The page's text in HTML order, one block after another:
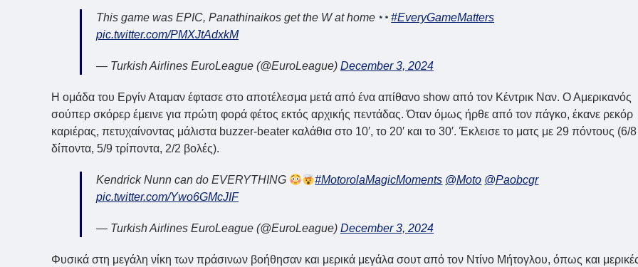
This game was EPIC, Panathinaikos get the W at home
#EveryGameMatters
pic.twitter.com/PMXJtAdxkM
— Turkish Airlines EuroLeague (@EuroLeague) December 3, 2024
Η ομάδα του Εργίν Αταμαν έφτασε στο αποτέλεσμα μετά από ένα απίθανο show από τον Κέντρικ Ναν. Ο Αμερικανός
σούπερ σκόρερ έμεινε για πρώτη φορά φέτος εκτός αρχικής πεντάδας. Όταν όμως ήρθε από τον πάγκο, έκανε ρεκόρ
καριέρας, πετυχαίνοντας μάλιστα buzzer-beater καλάθια στο 10′, το 20′ και το 30′. Έκλεισε το ματς με 29 πόντους (6/8
δίποντα, 5/9 τρίποντα, 2/2 βολές).
Kendrick Nunn can do EVERYTHING #MotorolaMagicMoments @Moto @Paobcgr
pic.twitter.com/Ywo6GMcJIF
— Turkish Airlines EuroLeague (@EuroLeague) December 3, 2024
Φυσικά στη μεγάλη νίκη των πράσινων βοήθησαν και μερικά μεγάλα σουτ από τον Ντίνο Μήτογλου, όπως και